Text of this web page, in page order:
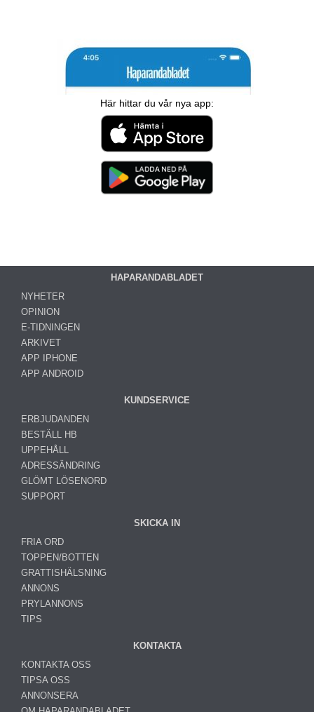
Här hittar du vår nya app:
HAPARANDABLADET
NYHETER
OPINION
E-TIDNINGEN
ARKIVET
APP IPHONE
APP ANDROID
KUNDSERVICE
ERBJUDANDEN
BESTÄLL HB
UPPEHÅLL
ADRESSÄNDRING
GLÖMT LÖSENORD
SUPPORT
SKICKA IN
FRIA ORD
TOPPEN/BOTTEN
GRATTISHÄLSNING
ANNONS
PRYLANNONS
TIPS
KONTAKTA
KONTAKTA OSS
TIPSA OSS
ANNONSERA